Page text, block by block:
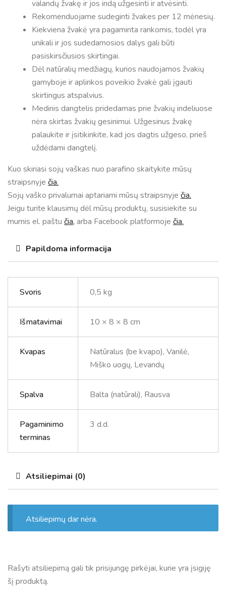
valandų žvakę ir jos indą užgesinti ir atvėsinti.
Rekomenduojame sudeginti žvakes per 12 mėnesių.
Kiekviena žvakė yra pagaminta rankomis, todėl yra
unikali ir jos sudedamosios dalys gali būti
pasiskirsčiusios skirtingai.
Dėl natūralių medžiagų, kurios naudojamos žvakių
gamyboje ir aplinkos poveikio žvakė gali įgauti
skirtingus atspalvius.
Medinis dangtelis pridedamas prie žvakių indeliuose
nėra skirtas žvakių gesinimui. Užgesinus žvakę
palaukite ir įsitikinkite, kad jos dagtis užgeso, prieš
uždėdami dangtelį.
Kuo skiriasi sojų vaškas nuo parafino skaitykite mūsų
straipsnyje čia.
Sojų vaško privalumai aptariami mūsų straipsnyje čia.
Jeigu turite klausimų dėl mūsų produktų, susisiekite su
mumis el. paštu čia, arba Facebook platformoje čia.
Papildoma informacija
Svoris 0,5 kg
Išmatavimai 10 × 8 × 8 cm
Kvapas
Natūralus (be kvapo), Vanilė,
Miško uogų, Levandų
Spalva Balta (natūrali), Rausva
Pagaminimo
terminas
3 d.d.
Atsiliepimai (0)
Atsiliepimų dar nėra.
Rašyti atsiliepimą gali tik prisijungę pirkėjai, kurie yra įsigiję
šį produktą.